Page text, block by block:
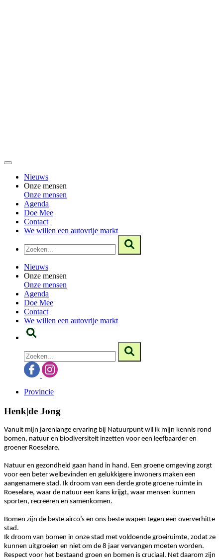
Nieuws
Onze mensen
Onze mensen
Agenda
Doe Mee
Contact
We willen een autovrije markt
Nieuws
Onze mensen
Onze mensen
Agenda
Doe Mee
Contact
We willen een autovrije markt
Provincie
Henk|de Jong
Vanuit mijn jarenlange ervaring bij Natuurpunt wil ik mijn kennis rond
bomen, natuur en biodiversiteit inzetten voor een leefbaarder en
groener Roeselare.
Natuur en gezondheid gaan hand in hand. Een groene omgeving zorgt
voor een beter welbevinden en gelukkigere inwoners maken een
aangenamere stad. Ik droom van een derde grote groene ruimte in
Roeselare, waar de natuur een kans krijgt, waar mensen kunnen
sporten, recreëren en samenkomen.
Bomen zijn de beste airco’s en ons beste wapen tegen een oververhitte
stad.
Ik droom van bomen in onze stad met voldoende groeiruimte, zodat ze
kunnen uitgroeien en niet om de 8 jaar vervangen moeten worden.
Respect voor het bestaand groen en bomen is cruciaal. Net daarom zijn